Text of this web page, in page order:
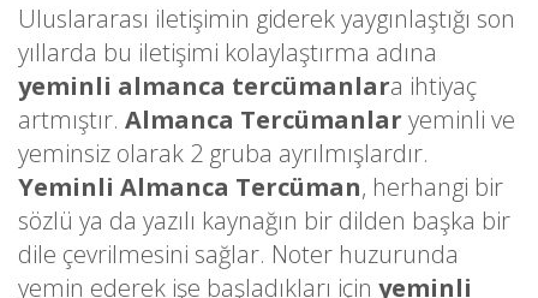
Uluslararası iletişimin giderek yaygınlaştığı son
yıllarda bu iletişimi kolaylaştırma adına
yeminli almanca tercümanlara ihtiyaç
artmıştır. Almanca Tercümanlar yeminli ve
yeminsiz olarak 2 gruba ayrılmışlardır.
Yeminli Almanca Tercüman, herhangi bir
sözlü ya da yazılı kaynağın bir dilden başka bir
dile çevrilmesini sağlar. Noter huzurunda
yemin ederek işe başladıkları için yeminli